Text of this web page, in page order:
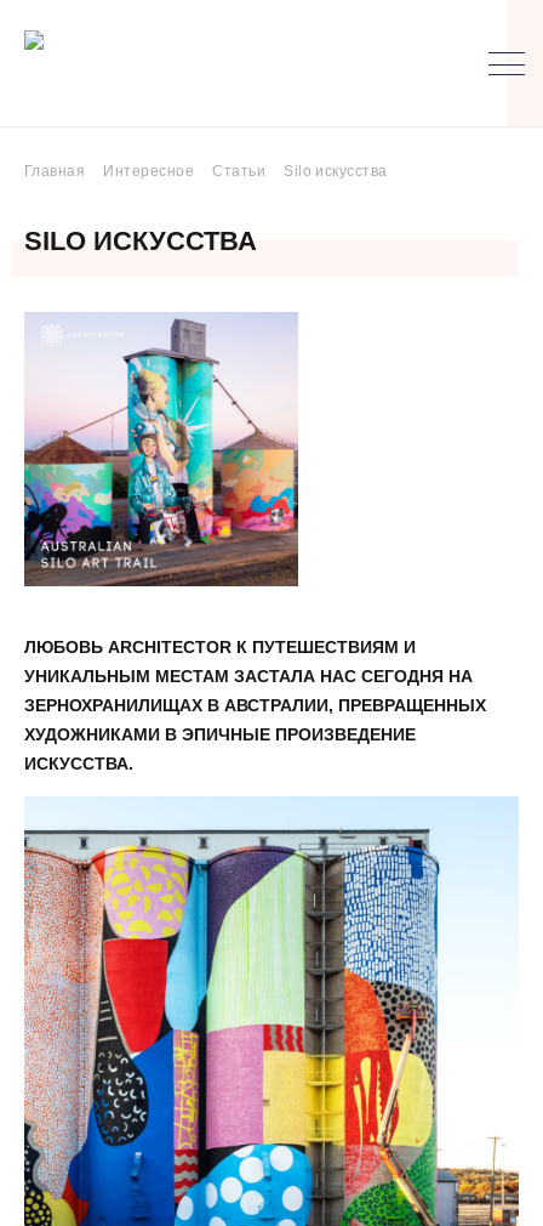
Главная Интересное Статьи Silo искусства
SILO ИСКУССТВА
ЛЮБОВЬ ARCHITECTOR К ПУТЕШЕСТВИЯМ И
УНИКАЛЬНЫМ МЕСТАМ ЗАСТАЛА НАС СЕГОДНЯ НА
ЗЕРНОХРАНИЛИЩАХ В АВСТРАЛИИ, ПРЕВРАЩЕННЫХ
ХУДОЖНИКАМИ В ЭПИЧНЫЕ ПРОИЗВЕДЕНИЕ
ИСКУССТВА.